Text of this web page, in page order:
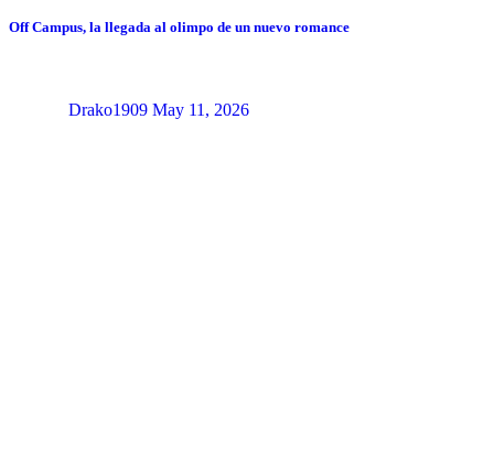
Off Campus, la llegada al olimpo de un nuevo romance
Drako1909 May 11, 2026